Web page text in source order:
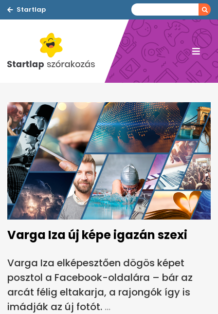
Startlap
Varga Iza új képe igazán szexi
Varga Iza elképesztően dögös képet
posztol a Facebook-oldalára – bár az
arcát félig eltakarja, a rajongók így is
imádják az új fotót.